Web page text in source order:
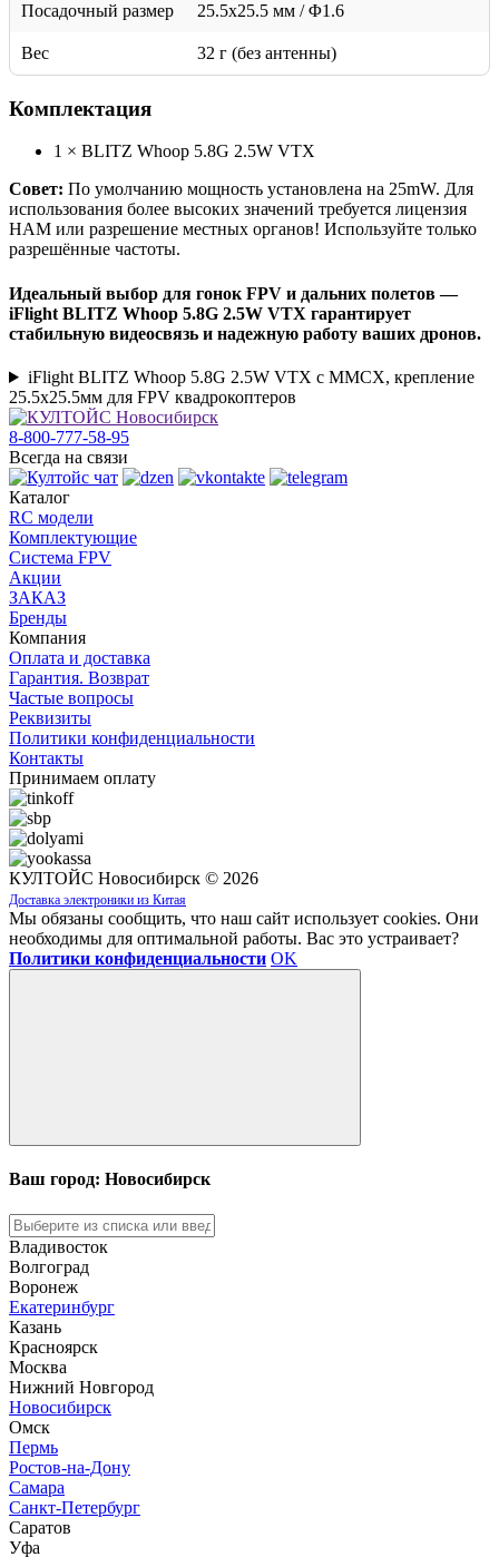
Посадочный размер 25.5x25.5 мм / Φ1.6
Вес 32 г (без антенны)
Комплектация
1 × BLITZ Whoop 5.8G 2.5W VTX
Совет: По умолчанию мощность установлена на 25mW. Для
использования более высоких значений требуется лицензия
HAM или разрешение местных органов! Используйте только
разрешённые частоты.
Идеальный выбор для гонок FPV и дальних полетов —
iFlight BLITZ Whoop 5.8G 2.5W VTX гарантирует
стабильную видеосвязь и надежную работу ваших дронов.
iFlight BLITZ Whoop 5.8G 2.5W VTX с MMCX, крепление
25.5x25.5мм для FPV квадрокоптеров
8-800-777-58-95
Всегда на связи
Каталог
RC модели
Комплектующие
Система FPV
Акции
ЗАКАЗ
Бренды
Компания
Оплата и доставка
Гарантия. Возврат
Частые вопросы
Реквизиты
Политики конфиденциальности
Контакты
Принимаем оплату
КУЛТОЙС Новосибирск © 2026
Доставка электроники из Китая
Мы обязаны сообщить, что наш сайт использует cookies. Они
необходимы для оптимальной работы. Вас это устраивает?
Политики конфиденциальности OK
Ваш город: Новосибирск
Владивосток
Волгоград
Воронеж
Екатеринбург
Казань
Красноярск
Москва
Нижний Новгород
Новосибирск
Омск
Пермь
Ростов-на-Дону
Самара
Санкт-Петербург
Саратов
Уфа